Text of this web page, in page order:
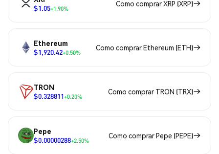
$1.05+1.90%
Como comprar XRP (XRP)
Ethereum
$1,920.42+0.50%
Como comprar Ethereum (ETH)
TRON
$0.328811+0.20%
Como comprar TRON (TRX)
Pepe
$0.00000288+2.50%
Como comprar Pepe (PEPE)